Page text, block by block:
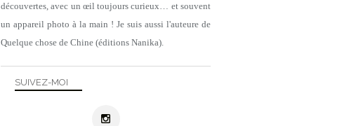
SUIVEZ-MOI
découvertes, avec un œil toujours curieux… et souvent
un appareil photo à la main ! Je suis aussi l'auteure de
Quelque chose de Chine (éditions Nanika).